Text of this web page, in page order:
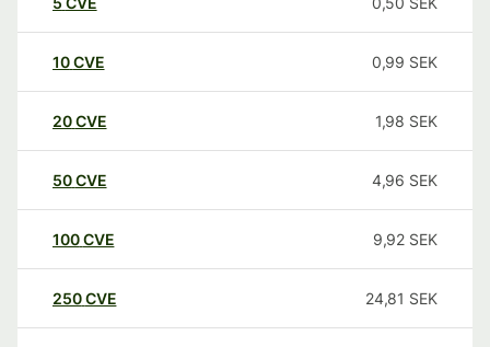
10CVE 0,99 SEK
20CVE 1,98 SEK
50CVE 4,96 SEK
100CVE 9,92 SEK
250CVE 24,81 SEK